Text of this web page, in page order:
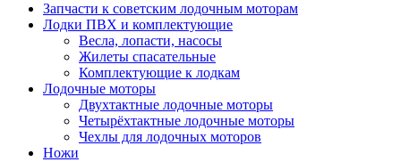
Запчасти к советским лодочным моторам
Лодки ПВХ и комплектующие
Весла, лопасти, насосы
Жилеты спасательные
Комплектующие к лодкам
Лодочные моторы
Двухтактные лодочные моторы
Четырёхтактные лодочные моторы
Чехлы для лодочных моторов
Ножи